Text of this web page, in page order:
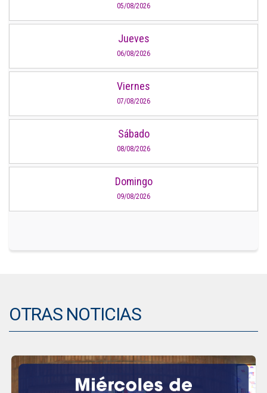
05/08/2026
Jueves
06/08/2026
Viernes
07/08/2026
Sábado
08/08/2026
Domingo
09/08/2026
OTRAS NOTICIAS